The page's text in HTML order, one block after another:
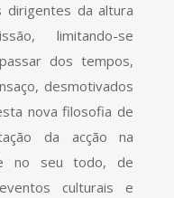
dirigentes da altura
limitando-se
dos tempos,
desmotivados
nova filosofia de
da acção na
no seu todo, de
culturais e